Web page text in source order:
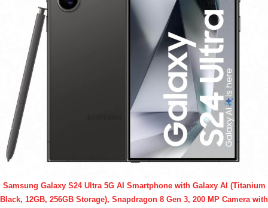
Samsung Galaxy S24 Ultra 5G AI Smartphone with Galaxy AI (Titanium
Black, 12GB, 256GB Storage), Snapdragon 8 Gen 3, 200 MP Camera with